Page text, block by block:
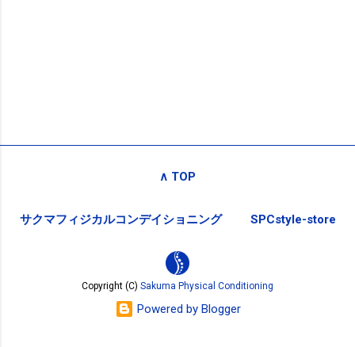
∧ TOP
サクマフィジカルコンデイショニング SPCstyle-store
Copyright (C) Sakuma Physical Conditioning
Powered by Blogger